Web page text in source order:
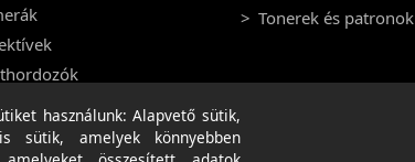
Tonerek és patronok
használunk: Alapvető sütik,
sütik, amelyek könnyebben